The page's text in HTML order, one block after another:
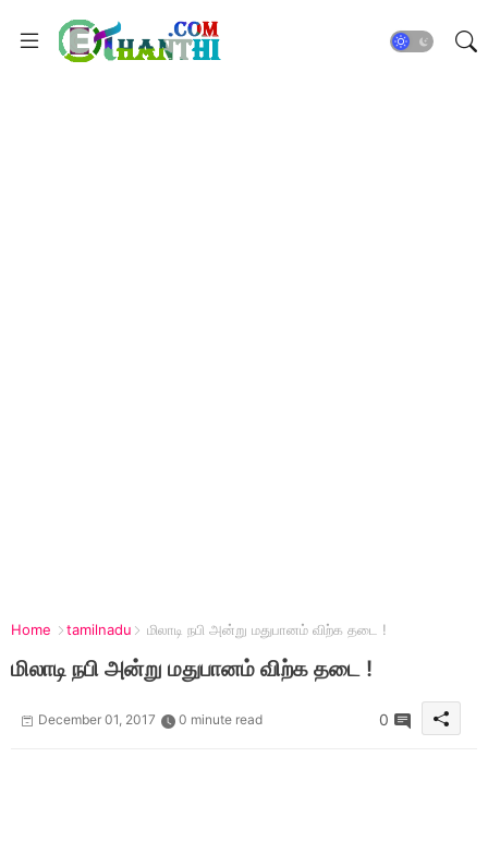
Home tamilnadu மிலாடி நபி அன்று மதுபானம் விற்க தடை !
மிலாடி நபி அன்று மதுபானம் விற்க தடை !
December 01, 2017 0 minute read 0